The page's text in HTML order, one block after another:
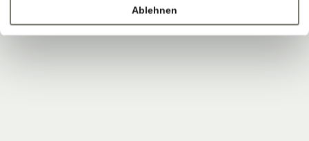
Ablehnen